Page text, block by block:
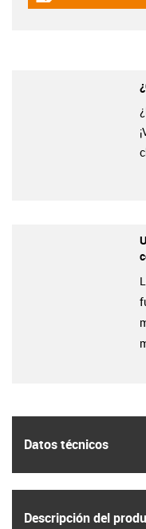
Datos técnicos
Descripción del